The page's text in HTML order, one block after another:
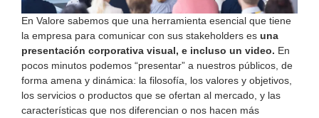
En Valore sabemos que una herramienta esencial que tiene
la empresa para comunicar con sus stakeholders es una
presentación corporativa visual, e incluso un video. En
pocos minutos podemos “presentar” a nuestros públicos, de
forma amena y dinámica: la filosofía, los valores y objetivos,
los servicios o productos que se ofertan al mercado, y las
características que nos diferencian o nos hacen más